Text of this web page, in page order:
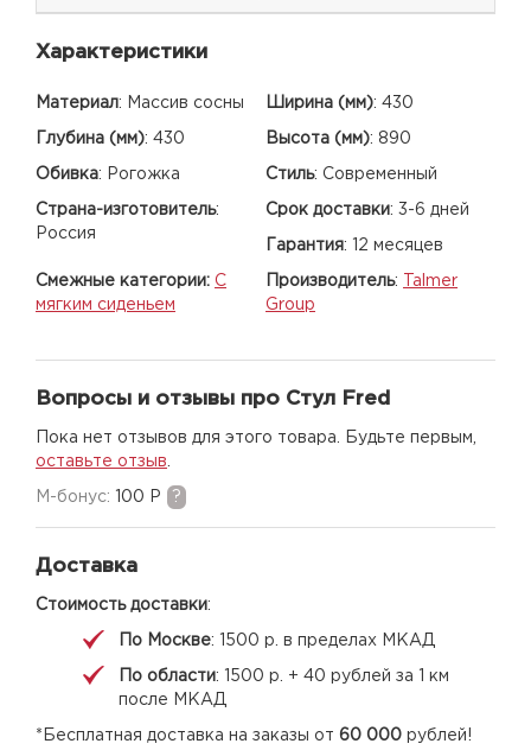
Характеристики
Материал: Массив сосны Ширина (мм): 430
Глубина (мм): 430 Высота (мм): 890
Обивка: Рогожка Стиль: Современный
Страна-изготовитель:
Россия
Срок доставки: 3-6 дней
Гарантия: 12 месяцев
Смежные категории: С
мягким сиденьем
Производитель:
Talmer
Group
Вопросы и отзывы про Стул Fred
Пока нет отзывов для этого товара. Будьте первым,
оставьте отзыв
M-бонус: 100 Р ?
Доставка
Стоимость доставки:
По Москве: 1500 р. в пределах МКАД
По области: 1500 р. + 40 рублей за 1 км
после МКАД
*Бесплатная доставка на заказы от 60 000 рублей!